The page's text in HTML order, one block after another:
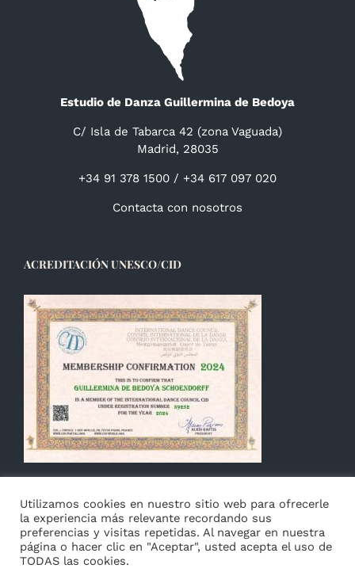
Estudio de Danza Guillermina de Bedoya
C/ Isla de Tabarca 42 (zona Vaguada)
Madrid, 28035
+34 91 378 1500 / +34 617 097 020
Contacta con nosotros
ACREDITACIÓN UNESCO/CID
© Copyright 2014 -
Utilizamos cookies en nuestro sitio web para ofrecerle
la experiencia más relevante recordando sus
preferencias y visitas repetidas. Al navegar en nuestra
página o hacer clic en "Aceptar", usted acepta el uso de
TODAS las cookies.